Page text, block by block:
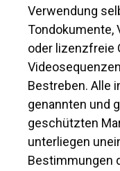
Verwendung
Tondokumente,
oder lizenzfreie
Bestreben. Alle
genannten und
geschützten
unterliegen
Bestimmungen